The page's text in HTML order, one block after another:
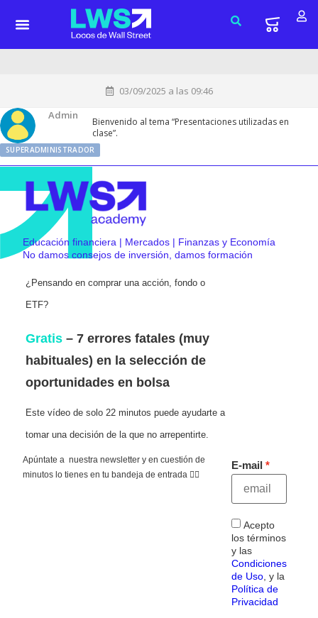
03/09/2025 a las 09:46
Admin
SUPERADMINISTRADOR
Bienvenido al tema “Presentaciones utilizadas en
clase”.
Educación financiera | Mercados | Finanzas y Economía
No damos consejos de inversión, damos formación
¿Pensando en comprar una acción, fondo o
ETF?
Gratis – 7 errores fatales (muy
habituales) en la selección de
oportunidades en bolsa
Este vídeo de solo 22 minutos puede ayudarte a
tomar una decisión de la que no arrepentirte.
Apúntate a nuestra newsletter y en cuestión de
minutos lo tienes en tu bandeja de entrada 👇🏻
E-mail
Acepto
los términos
y las
Condiciones
de Uso, y la
Política de
Privacidad